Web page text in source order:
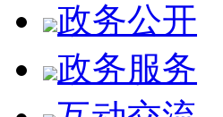
政务公开
政务服务